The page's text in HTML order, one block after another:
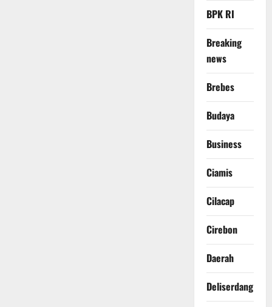
BPK RI
Breaking
news
Brebes
Budaya
Business
Ciamis
Cilacap
Cirebon
Daerah
Deliserdang